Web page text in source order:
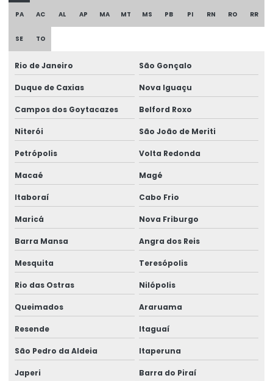
PA AC AL AP MA MT MS PB PI RN RO RR
SE TO
Rio de Janeiro São Gonçalo
Duque de Caxias Nova Iguaçu
Campos dos Goytacazes Belford Roxo
Niterói São João de Meriti
Petrópolis Volta Redonda
Macaé Magé
Itaboraí Cabo Frio
Maricá Nova Friburgo
Barra Mansa Angra dos Reis
Mesquita Teresópolis
Rio das Ostras Nilópolis
Queimados Araruama
Resende Itaguaí
São Pedro da Aldeia Itaperuna
Japeri Barra do Piraí